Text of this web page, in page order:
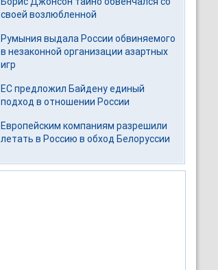
своей возлюбленной
Румыния выдала России обвиняемого
в незаконной организации азартных
игр
ЕС предложил Байдену единый
подход в отношении России
Европейским компаниям разрешили
летать в Россию в обход Белоруссии